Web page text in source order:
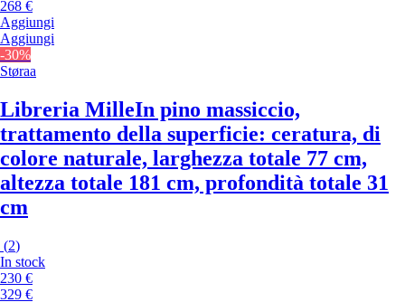
268 €
Aggiungi
Aggiungi
-30%
Støraa
Libreria MilleIn pino massiccio,
trattamento della superficie: ceratura, di
colore naturale, larghezza totale 77 cm,
altezza totale 181 cm, profondità totale 31
cm
(2)
In stock
230 €
329 €